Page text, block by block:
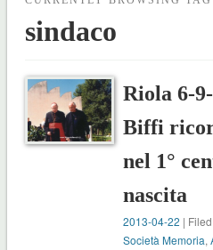
sindaco
Riola 6-
Biffi
nel 1°
nascita
2013-04-22 |
Società Memoria,